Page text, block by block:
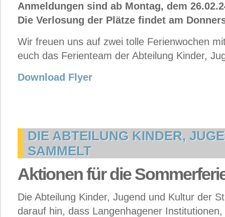
Anmeldungen sind ab Montag, dem
Die Verlosung der Plätze findet am
Wir freuen uns auf zwei tolle Ferienwochen
euch das Ferienteam der Abteilung Kinder,
Download Flyer
DIE ABTEILUNG KINDER,
SAMMELT
Aktionen für die
Die Abteilung Kinder, Jugend und Kultur der
darauf hin, dass Langenhagener